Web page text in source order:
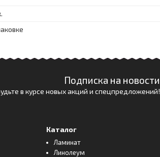
Подписка на новости
в курсе новых акций и спецпредложений!
Каталог
Ламинат
Линолеум